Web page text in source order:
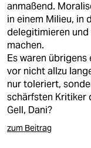
anmaßend.
in einem Milieu, in
delegitimieren und
machen.
Es waren
vor nicht allzu
nur toleriert,
schärfsten Kritiker
Gell, Dani?
zum Beitrag